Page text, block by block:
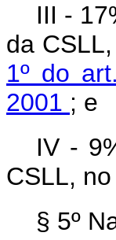
III -
da
1º do
2001 ; e
IV -
CSLL,
§ 5º